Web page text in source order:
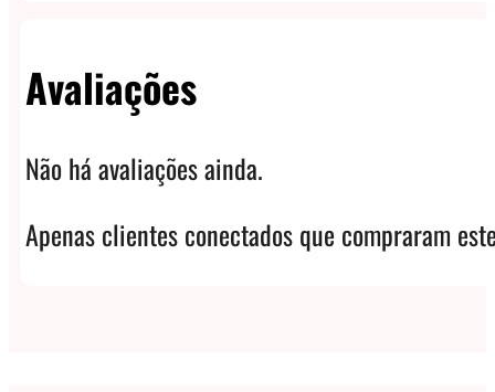
Avaliações
Não há avaliações ainda.
Apenas clientes conectados que compraram